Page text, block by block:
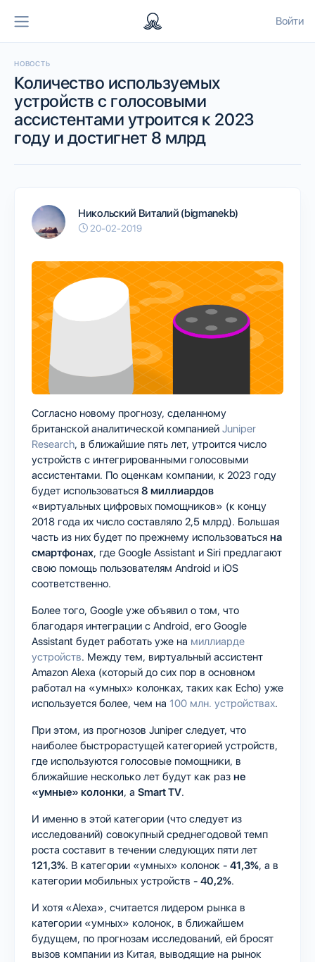
Войти
НОВОСТЬ
Количество используемых
устройств с голосовыми
ассистентами утроится к 2023
году и достигнет 8 млрд
Никольский Виталий (bigmanekb)
20-02-2019
Согласно новому прогнозу, сделанному
британской аналитической компанией Juniper
Research, в ближайшие пять лет, утроится число
устройств с интегрированными голосовыми
ассистентами. По оценкам компании, к 2023 году
будет использоваться 8 миллиардов
«виртуальных цифровых помощников» (к концу
2018 года их число составляло 2,5 млрд). Большая
часть из них будет по прежнему использоваться на
смартфонах, где Google Assistant и Siri предлагают
свою помощь пользователям Android и iOS
соответственно.
Более того, Google уже объявил о том, что
благодаря интеграции с Android, его Google
Assistant будет работать уже на миллиарде
устройств. Между тем, виртуальный ассистент
Amazon Alexa (который до сих пор в основном
работал на «умных» колонках, таких как Echo) уже
используется более, чем на 100 млн. устройствах.
При этом, из прогнозов Juniper следует, что
наиболее быстрорастущей категорией устройств,
где используются голосовые помощники, в
ближайшие несколько лет будут как раз не
«умные» колонки, а Smart TV.
И именно в этой категории (что следует из
исследований) совокупный среднегодовой темп
роста составит в течении следующих пяти лет
121,3%. В категории «умных» колонок - 41,3%, а в
категории мобильных устройств - 40,2%.
И хотя «Alexa», считается лидером рынка в
категории «умных» колонок, в ближайшем
будущем, по прогнозам исследований, ей бросят
вызов компании из Китая, выводящие на рынок